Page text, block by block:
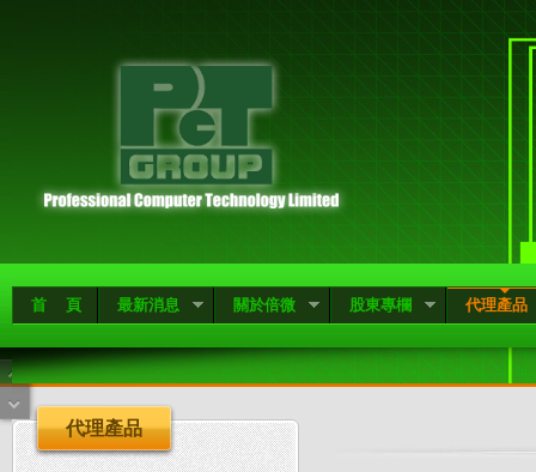
首 頁 最新消息 關於倍微 股東專欄 代理產品
代理產品